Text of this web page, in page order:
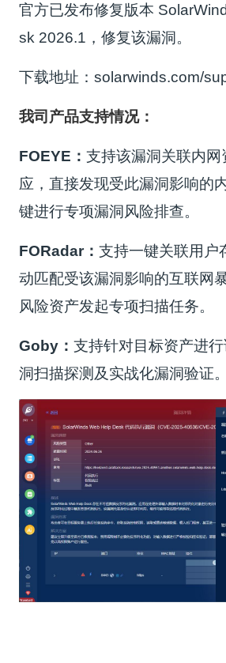
官方已发布修复版本
sk 2026.1，修复该漏洞。
下载地址：solarwinds.com/
我司产品支持情况：
FOEYE：支持该漏洞关联内
应，直接发现受此漏洞影响的
键进行专项漏洞风险排查。
FORadar：支持一键关联用户
动匹配受该漏洞影响的互联网
风险资产发起专项扫描任务。
Goby：支持针对目标资产进
洞扫描探测及实战化漏洞验证。